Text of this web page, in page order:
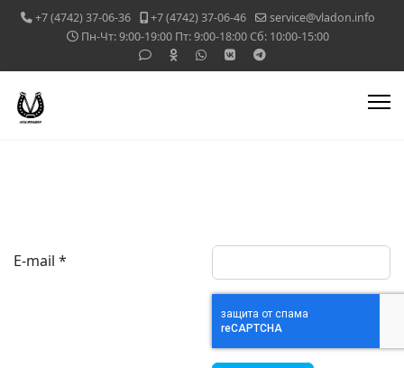
+7 (4742) 37-06-36 +7 (4742) 37-06-46
service@vladon.info
Пн-Чт: 9:00-19:00 Пт: 9:00-18:00 Сб: 10:00-15:00
E-mail *